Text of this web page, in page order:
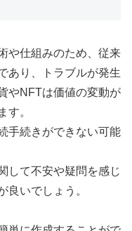
や仕組みのため、従来
あり、トラブルが発生
やNFTは価値の変動が
す。
手続きができない可能
して不安や疑問を感じ
良いでしょう。